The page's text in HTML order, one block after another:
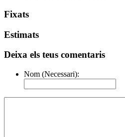
Fixats
Estimats
Deixa els teus comentaris
Nom (Necessari):